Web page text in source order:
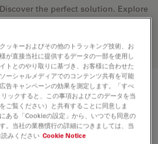
Discover the perfect solution. Explore
ourObjective Finder, compare
your needs.
11506159
ッキーおよびその他のトラッキング技術、お
が直接当社に提供するデータの一部を使用し
トとのやり取りに基づき、お客様に合わせた
ーシャルメディアでのコンテンツ共有を可能
告キャンペーンの効果を測定します。「すべ
ックすると、この事項およびこのデータを当
ご覧ください）と共有することに同意しま
ある「Cookieの設定」から、いつでも同意の
。当社の業務慣行の詳細につきましては、当
みください Cookie Notice